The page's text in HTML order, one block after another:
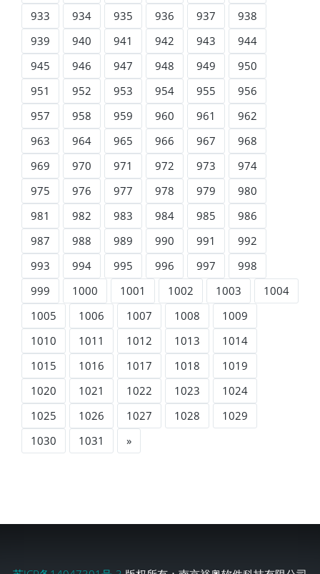
933
934 935 936 937
938
939
940 941 942 943
944
945
946 947 948 949
950
951
952 953 954 955
956
957
958 959 960 961
962
963
964 965 966 967
968
969
970 971 972 973
974
975
976 977 978 979
980
981
982 983 984 985
986
987
988 989 990 991
992
993
994 995 996 997
998
999
1000 1001 1002 1003
1004
1005
1006 1007 1008
1009
1010
1011 1012 1013
1014
1015
1016 1017 1018
1019
1020
1021 1022 1023
1024
1025
1026 1027 1028
1029
1030
1031 »